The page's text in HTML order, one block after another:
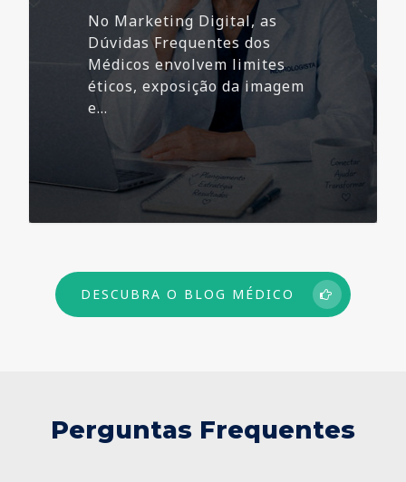
No Marketing Digital, as
Dúvidas Frequentes dos
Médicos envolvem limites
éticos, exposição da imagem
e…
DESCUBRA O BLOG MÉDICO
Perguntas Frequentes